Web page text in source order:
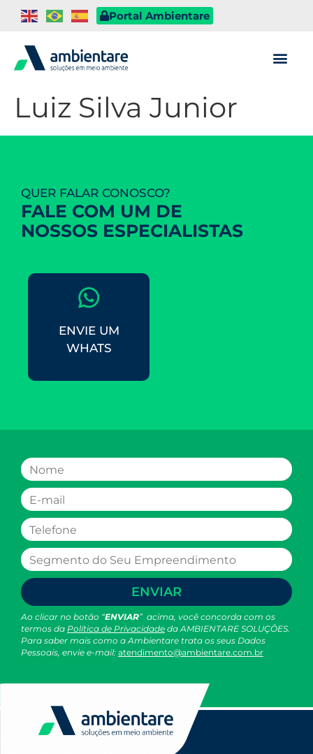
Portal Ambientare
Luiz Silva Junior
QUER FALAR CONOSCO?
FALE COM UM DE
NOSSOS ESPECIALISTAS
ENVIE UM
WHATS
ENVIAR
Ao clicar no botão “ENVIAR” acima, você concorda com os
termos da Política de Privacidade da AMBIENTARE SOLUÇÕES.
Para saber mais como a Ambientare trata os seus Dados
Pessoais, envie e-mail: atendimento@ambientare.com.br